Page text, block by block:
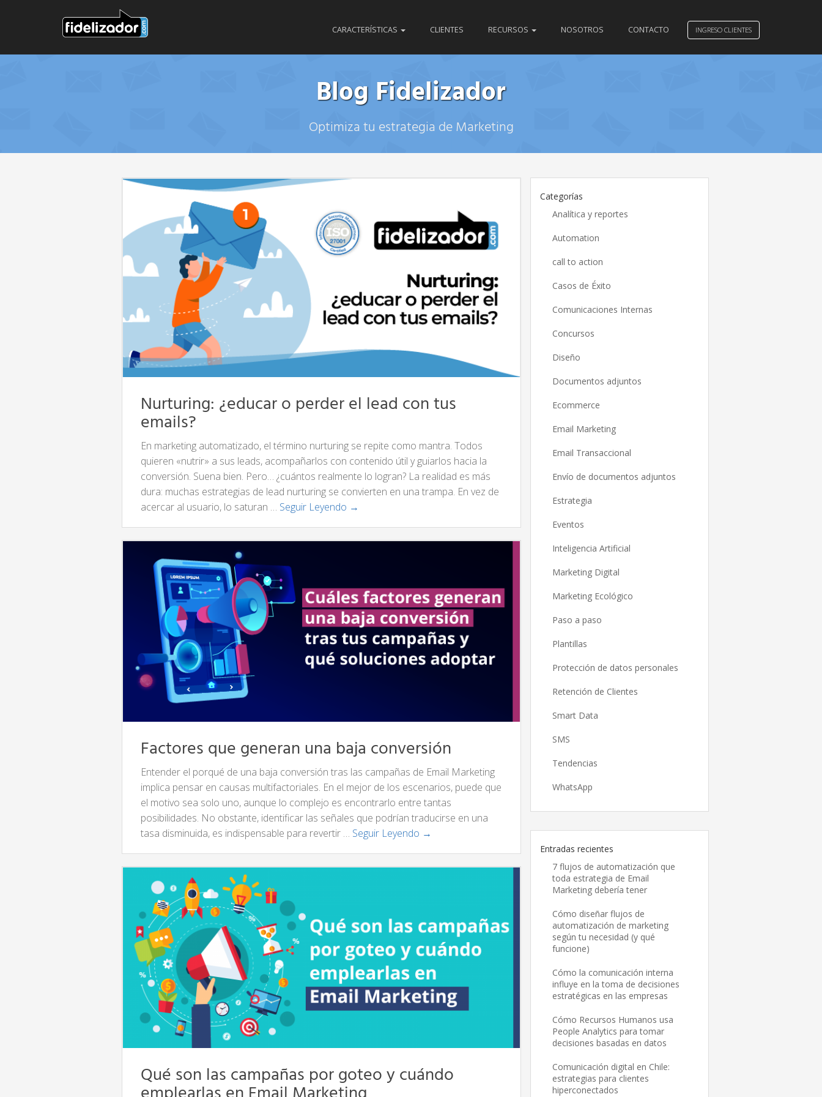
INGRESO CLIENTES
CARACTERÍSTICAS CLIENTES RECURSOS NOSOTROS CONTACTO
Blog Fidelizador
Optimiza tu estrategia de Marketing
Nurturing: ¿educar o perder el lead con tus
emails?
En marketing automatizado, el término nurturing se repite como mantra. Todos
quieren «nutrir» a sus leads, acompañarlos con contenido útil y guiarlos hacia la
conversión. Suena bien. Pero… ¿cuántos realmente lo logran? La realidad es más
dura: muchas estrategias de lead nurturing se convierten en una trampa. En vez de
acercar al usuario, lo saturan … Seguir Leyendo →
Factores que generan una baja conversión
Entender el porqué de una baja conversión tras las campañas de Email Marketing
implica pensar en causas multifactoriales. En el mejor de los escenarios, puede que
el motivo sea solo uno, aunque lo complejo es encontrarlo entre tantas
posibilidades. No obstante, identificar las señales que podrían traducirse en una
tasa disminuida, es indispensable para revertir … Seguir Leyendo →
Qué son las campañas por goteo y cuándo
Categorías
Analítica y reportes
Automation
call to action
Casos de Éxito
Comunicaciones Internas
Concursos
Diseño
Documentos adjuntos
Ecommerce
Email Marketing
Email Transaccional
Envío de documentos adjuntos
Estrategia
Eventos
Inteligencia Artificial
Marketing Digital
Marketing Ecológico
Paso a paso
Plantillas
Protección de datos personales
Retención de Clientes
Smart Data
SMS
Tendencias
WhatsApp
Entradas recientes
7 flujos de automatización que
toda estrategia de Email
Marketing debería tener
Cómo diseñar flujos de
automatización de marketing
según tu necesidad (y qué
funcione)
Cómo la comunicación interna
influye en la toma de decisiones
estratégicas en las empresas
Cómo Recursos Humanos usa
People Analytics para tomar
decisiones basadas en datos
Comunicación digital en Chile:
estrategias para clientes
hiperconectados